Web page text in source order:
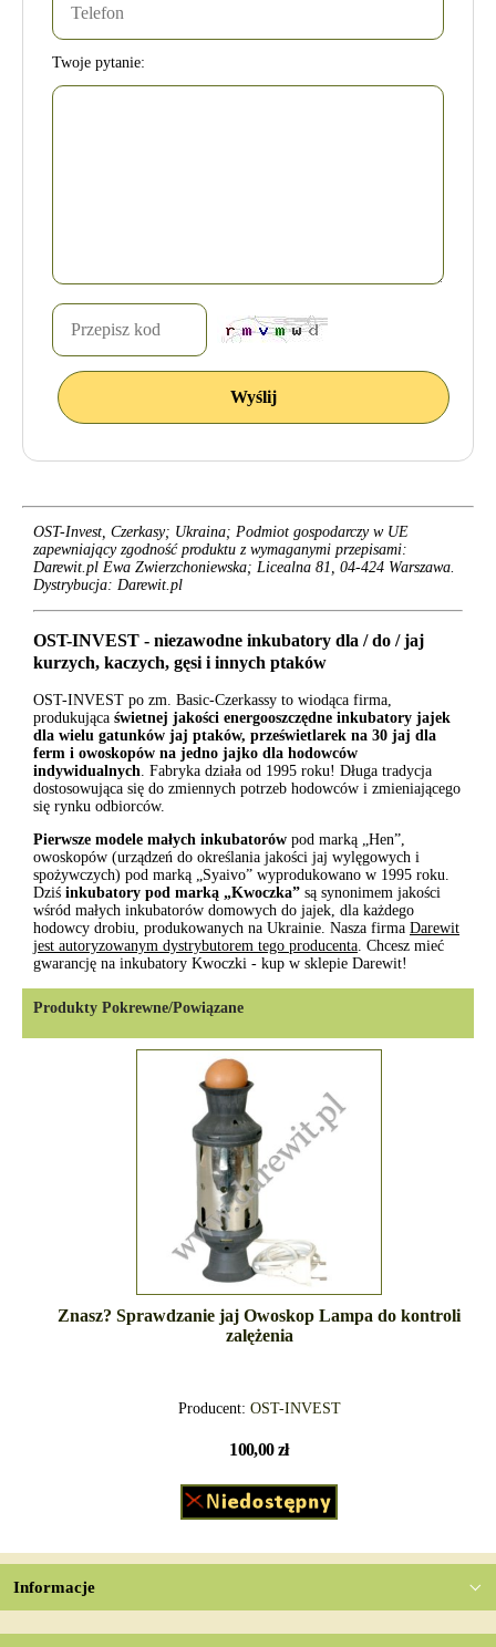
Twoje pytanie:
OST-Invest, Czerkasy; Ukraina; Podmiot gospodarczy w UE
zapewniający zgodność produktu z wymaganymi przepisami:
Darewit.pl Ewa Zwierzchoniewska; Licealna 81, 04-424 Warszawa.
Dystrybucja: Darewit.pl
OST-INVEST - niezawodne inkubatory dla / do / jaj
kurzych, kaczych, gęsi i innych ptaków
OST-INVEST po zm. Basic-Czerkassy to wiodąca firma,
produkująca świetnej jakości energooszczędne inkubatory jajek
dla wielu gatunków jaj ptaków, prześwietlarek na 30 jaj dla
ferm i owoskopów na jedno jajko dla hodowców
indywidualnych. Fabryka działa od 1995 roku! Długa tradycja
dostosowująca się do zmiennych potrzeb hodowców i zmieniającego
się rynku odbiorców.
Pierwsze modele małych inkubatorów pod marką „Hen”,
owoskopów (urządzeń do określania jakości jaj wylęgowych i
spożywczych) pod marką „Syaivo” wyprodukowano w 1995 roku.
Dziś inkubatory pod marką „Kwoczka” są synonimem jakości
wśród małych inkubatorów domowych do jajek, dla każdego
hodowcy drobiu, produkowanych na Ukrainie. Nasza firma Darewit
jest autoryzowanym dystrybutorem tego producenta. Chcesz mieć
gwarancję na inkubatory Kwoczki - kup w sklepie Darewit!
Produkty Pokrewne/Powiązane
Znasz? Sprawdzanie jaj Owoskop Lampa do kontroli
zalężenia
Producent: OST-INVEST
100,00 zł
Informacje